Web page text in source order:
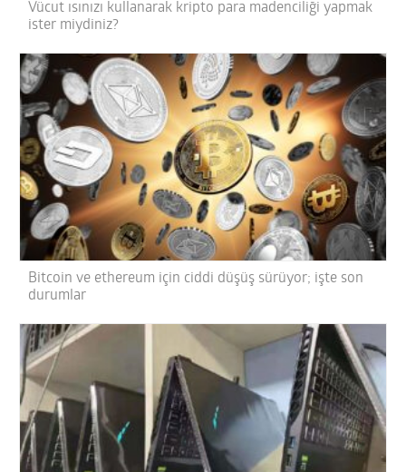
Vücut ısınızı kullanarak kripto para madenciliği yapmak
ister miydiniz?
Bitcoin ve ethereum için ciddi düşüş sürüyor; işte son
durumlar